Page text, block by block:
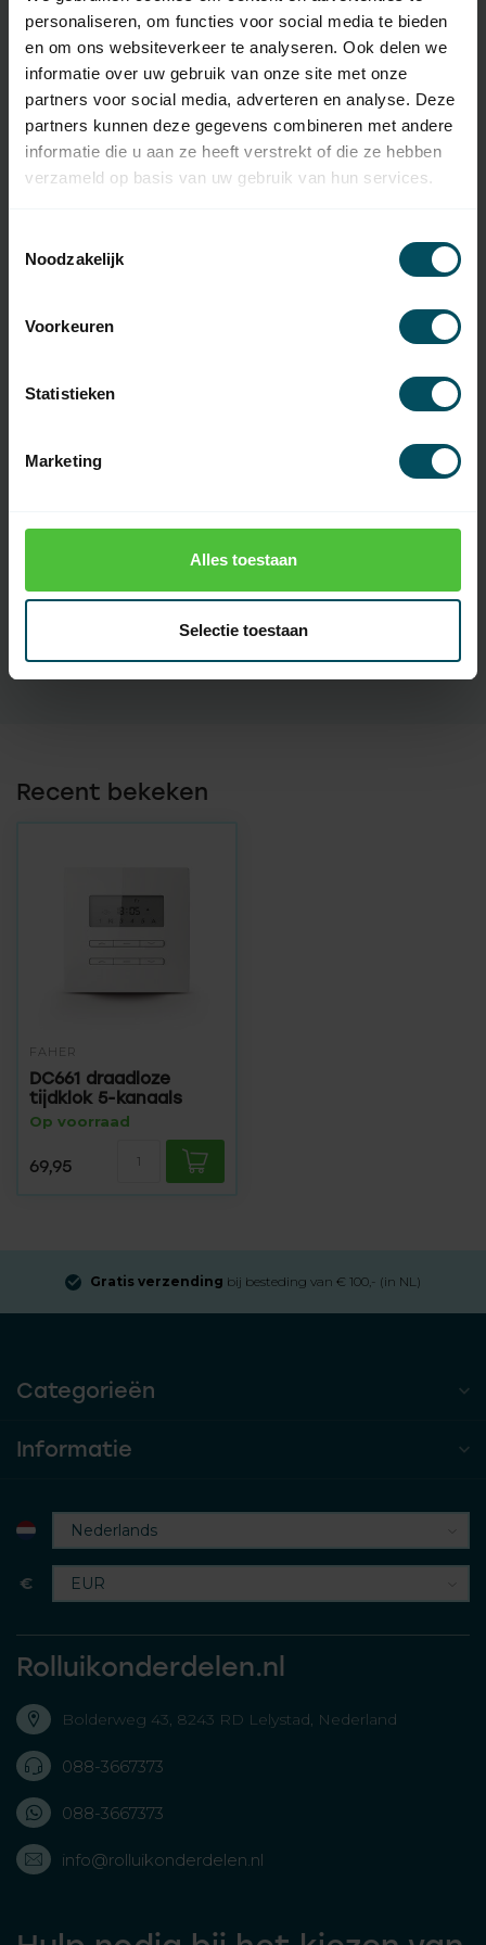
personaliseren, om functies voor social media te bieden
en om ons websiteverkeer te analyseren. Ook delen we
informatie over uw gebruik van onze site met onze
partners voor social media, adverteren en analyse. Deze
partners kunnen deze gegevens combineren met andere
informatie die u aan ze heeft verstrekt of die ze hebben
verzameld op basis van uw gebruik van hun services.
Noodzakelijk
Voorkeuren
Statistieken
Marketing
Alles toestaan
Selectie toestaan
Artikelnummer 3649
Type handzender originele afstandsbediening
Materiaal
batterij(en)
Display
Recent bekeken
FAHER
DC661 draadloze
tijdklok 5-kanaals
Op voorraad
69,95
Gratis verzending bij besteding van € 100,- (in NL)
Categorieën
Informatie
€
Rolluikonderdelen.nl
Bolderweg 43, 8243 RD Lelystad, Nederland
088-3667373
088-3667373
info@rolluikonderdelen.nl